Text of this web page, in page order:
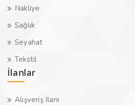
Nakliye
Sağlık
Seyahat
Tekstil
İlanlar
Alışveriş İlanı